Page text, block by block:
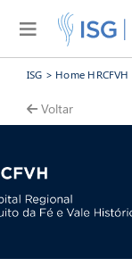
ISG > Home HRCFVH
Voltar